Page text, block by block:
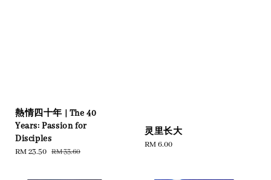
熱情四十年 | The 40
Years: Passion for
Disciples
Sale
RM 23.50 Regular
RM 33.60
灵里长大
Regular
RM 6.00